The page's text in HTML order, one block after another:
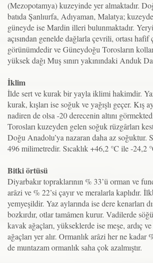
(Mezopotamya) kuzeyinde yer almaktadır.
batıda Şanlıurfa, Adıyaman, Malatya;
güneyde ise Mardin illeri bulunmaktadır.
açısından genelde dağlarla çevrili, ortası hafif
görünümdedir ve Güneydoğu Torosların
yüksek dağı Muş sınırı yakınındaki Anduk
İklim
İlde sert ve kurak bir yayla iklimi hakimdir.
kurak, kışları ise soğuk ve yağışlı geçer. Kış
nadiren de olsa -20 derecenin altını
Torosları kuzeyden gelen soğuk rüzgârları
Doğu Anadolu’ya nazaran daha az soğuktur.
496 milimetredir. Sıcaklık +46,2 °C ile -24,2
Bitki örtüsü
Diyarbakır topraklarının % 33’ü orman ve
arâzi ve % 22’si çayır ve meralarla kaplıdır.
yemyeşildir. Yaz aylarında ise dere kenarları
bozkırdır, otlar tamâmen kurur. Vadilerde
kavak ağaçları, yükseklerde ise meşe, ardıç
ağaçları yer alır. Ormanlık arâzi her ne kadar
de muntazam ormanlık saha çok azalmıştır.